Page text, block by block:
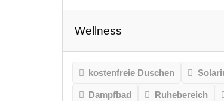
Wellness
kostenfreie Duschen
Dampfbad Ruhebereich